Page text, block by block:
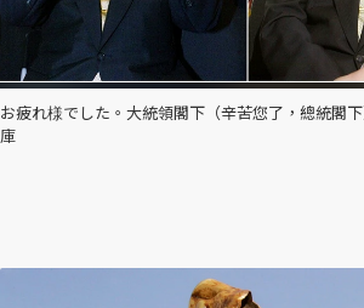
お疲れ様でした。大統領閣下（辛苦您了，總統閣
庫